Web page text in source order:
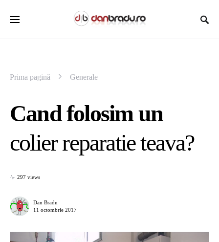
Prima pagină Generale
Cand folosim un
colier reparatie teava?
297 views
Dan Bradu
11 octombrie 2017